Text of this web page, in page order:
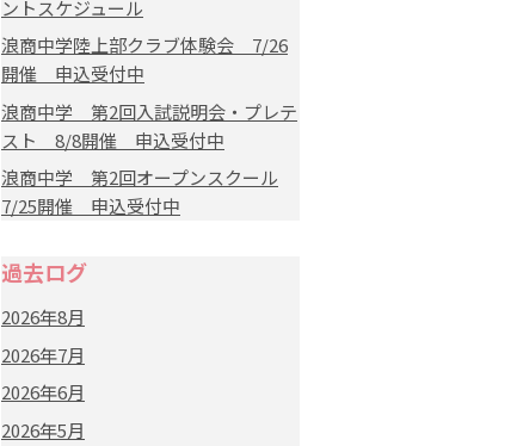
ントスケジュール
浪商中学陸上部クラブ体験会 7/26
開催 申込受付中
浪商中学 第2回入試説明会・プレテ
スト 8/8開催 申込受付中
浪商中学 第2回オープンスクール
7/25開催 申込受付中
過去ログ
2026年8月
2026年7月
2026年6月
2026年5月